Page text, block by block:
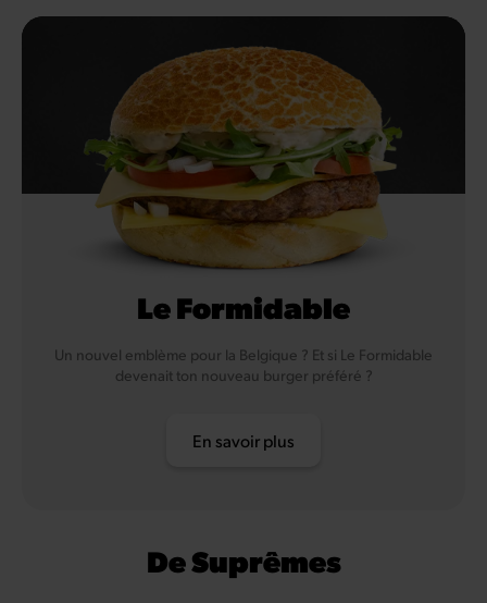
Le Formidable
Un nouvel emblème pour la Belgique ? Et si Le Formidable
devenait ton nouveau burger préféré ?
En savoir plus
De Suprêmes
Graines de Sésame